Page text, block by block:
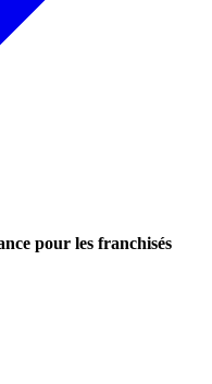
pour les franchisés